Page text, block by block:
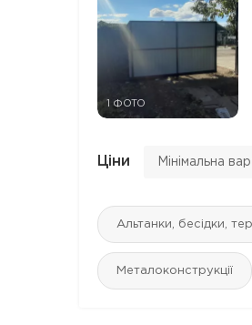
1 ФОТО
Ціни Мінімальна
Альтанки, бесідки,
Металоконструкції